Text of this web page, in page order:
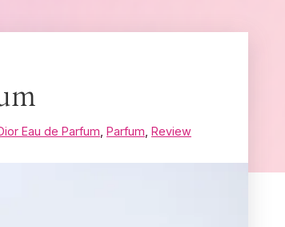
Eau de Parfum Parfum Review